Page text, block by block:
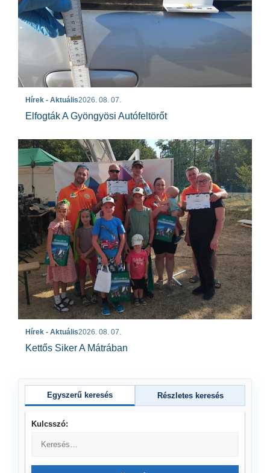
Hírek - Aktuális2026. 08. 07.
Elfogták A Gyöngyösi Autófeltörőt
Hírek - Aktuális2026. 08. 07.
Kettős Siker A Mátrában
Egyszerű keresés Részletes keresés
Kulcsszó: